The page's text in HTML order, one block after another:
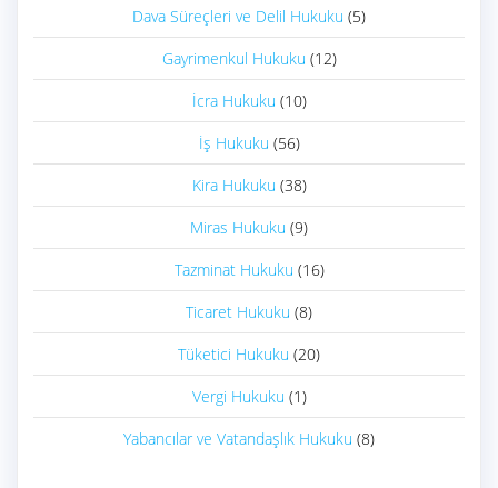
Dava Süreçleri ve Delil Hukuku (5)
Gayrimenkul Hukuku (12)
İcra Hukuku (10)
İş Hukuku (56)
Kira Hukuku (38)
Miras Hukuku (9)
Tazminat Hukuku (16)
Ticaret Hukuku (8)
Tüketici Hukuku (20)
Vergi Hukuku (1)
Yabancılar ve Vatandaşlık Hukuku (8)